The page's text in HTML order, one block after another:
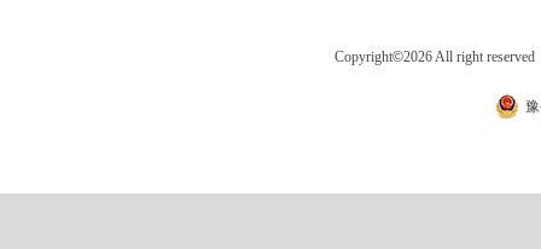
Copyright©2026 All right